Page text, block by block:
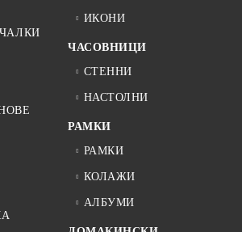
ИКОНИ
ЧАСОВНИЦИ
СТЕННИ
НАСТОЛНИ
РАМКИ
РАМКИ
КОЛАЖИ
АЛБУМИ